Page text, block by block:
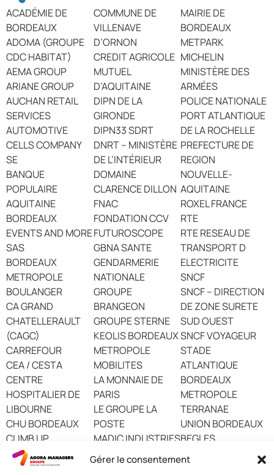
Gérer le consentement
ACADÉMIE DE
BORDEAUX
ADOMA (GROUPE
CDC HABITAT)
AEMA GROUP
ARIANE GROUP
AUCHAN RETAIL
SERVICES
AUTOMOTIVE
CELLS COMPANY
SE
BANQUE
POPULAIRE
AQUITAINE
BORDEAUX
EVENTS AND MORE
SAS
BORDEAUX
METROPOLE
BOULANGER
CA GRAND
CHATELLERAULT
(CAGC)
CARREFOUR
CEA / CESTA
CENTRE
HOSPITALIER DE
LIBOURNE
CHU BORDEAUX
CLIMB UP
CNAPS
COMMUNE DE
VILLENAVE
D’ORNON
CREDIT AGRICOLE
MUTUEL
D’AQUITAINE
DIPN DE LA
GIRONDE
DIPN33 SDRT
DNRT – MINISTÈRE
DE L’INTÉRIEUR
DOMAINE
CLARENCE DILLON
FNAC
FONDATION CCV
FUTUROSCOPE
GBNA SANTE
GENDARMERIE
NATIONALE
GROUPE
BRANGEON
GROUPE STERNE
KEOLIS BORDEAUX
METROPOLE
MOBILITES
LA MONNAIE DE
PARIS
LE GROUPE LA
POSTE
MADIC INDUSTRIES
MAIRIE DE
BORDEAUX
METPARK
MICHELIN
MINISTÈRE DES
ARMÉES
POLICE NATIONALE
PORT ATLANTIQUE
DE LA ROCHELLE
PREFECTURE DE
REGION
NOUVELLE-
AQUITAINE
ROXEL FRANCE
RTE
RTE RESEAU DE
TRANSPORT D
ELECTRICITE
SNCF
SNCF – DIRECTION
DE ZONE SURETE
SUD OUEST
SNCF VOYAGEUR
STADE
ATLANTIQUE
BORDEAUX
METROPOLE
TERRANAE
UNION BORDEAUX
BEGLES
VILLE DE
BORDEAUX